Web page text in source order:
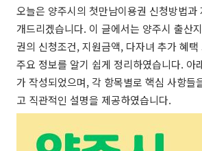
오늘은 양주시의 첫만남이용권 신청방법과
개드리겠습니다. 이 글에서는 양주시 출산
권의 신청조건, 지원금액, 다자녀 추가 혜
주요 정보를 알기 쉽게 정리하였습니다. 아
가 작성되었으며, 각 항목별로 핵심 사항들
고 직관적인 설명을 제공하였습니다.